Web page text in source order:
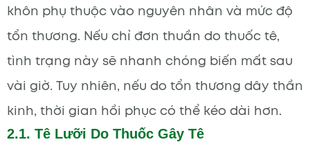
khôn phụ thuộc vào nguyên nhân và mức độ
tổn thương. Nếu chỉ đơn thuần do thuốc tê,
tình trạng này sẽ nhanh chóng biến mất sau
vài giờ. Tuy nhiên, nếu do tổn thương dây thần
kinh, thời gian hồi phục có thể kéo dài hơn.
2.1. Tê Lưỡi Do Thuốc Gây Tê